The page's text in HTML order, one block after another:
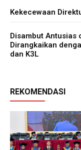
Kekecewaan
Disambut Antusias
Dirangkaikan
dan K3L
REKOMENDASI